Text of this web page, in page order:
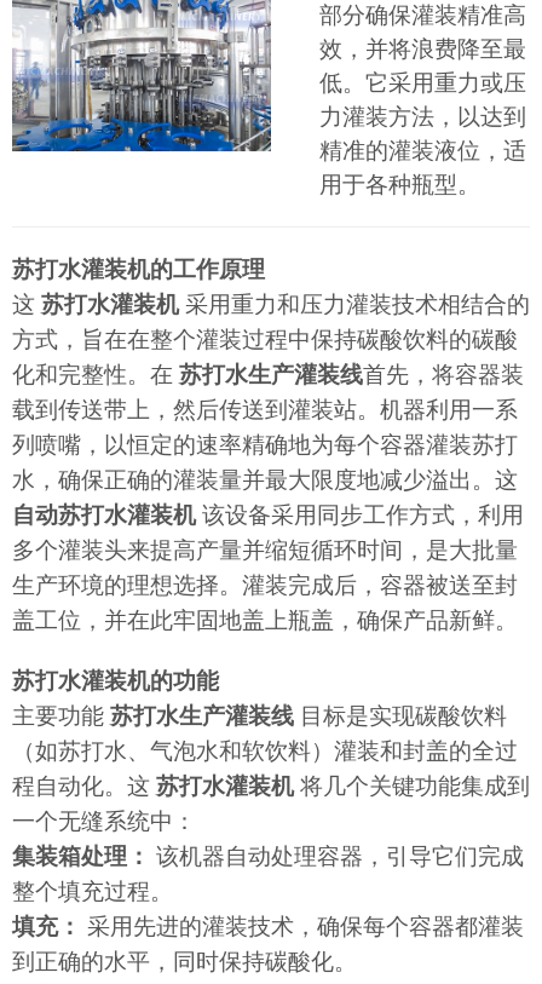
部分确保灌装精准高
效，并将浪费降至最
低。它采用重力或压
力灌装方法，以达到
精准的灌装液位，适
用于各种瓶型。
苏打水灌装机的工作原理
这 苏打水灌装机采用重力和压力灌装技术相结合的
方式，旨在在整个灌装过程中保持碳酸饮料的碳酸
化和完整性。在 苏打水生产灌装线首先，将容器装
载到传送带上，然后传送到灌装站。机器利用一系
列喷嘴，以恒定的速率精确地为每个容器灌装苏打
水，确保正确的灌装量并最大限度地减少溢出。这
自动苏打水灌装机该设备采用同步工作方式，利用
多个灌装头来提高产量并缩短循环时间，是大批量
生产环境的理想选择。灌装完成后，容器被送至封
盖工位，并在此牢固地盖上瓶盖，确保产品新鲜。
苏打水灌装机的功能
主要功能 苏打水生产灌装线 目标是实现碳酸饮料
（如苏打水、气泡水和软饮料）灌装和封盖的全过
程自动化。这 苏打水灌装机将几个关键功能集成到
一个无缝系统中：
集装箱处理： 该机器自动处理容器，引导它们完成
整个填充过程。
填充： 采用先进的灌装技术，确保每个容器都灌装
到正确的水平，同时保持碳酸化。